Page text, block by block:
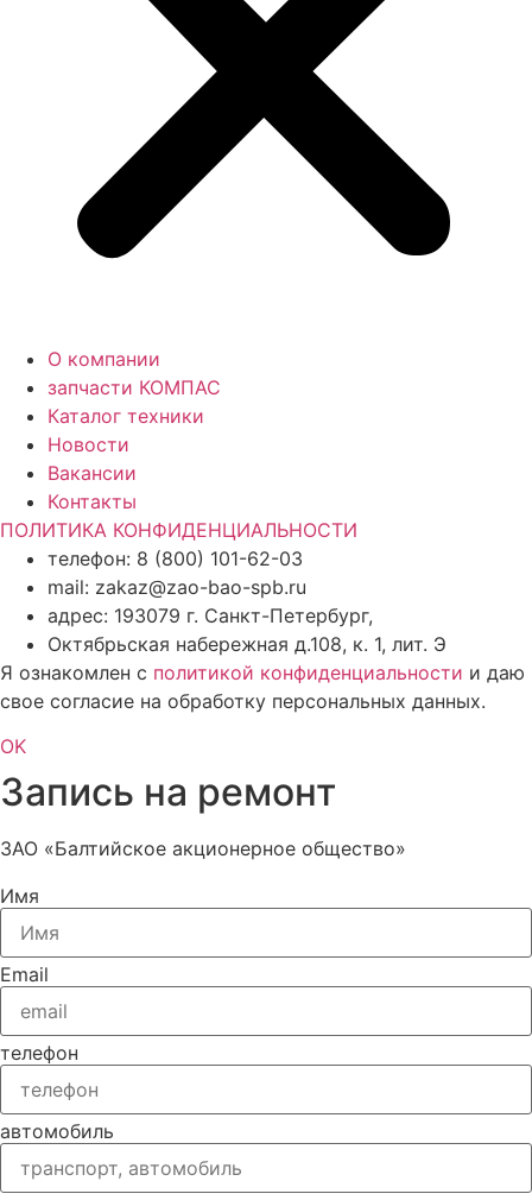
О компании
запчасти КОМПАС
Каталог техники
Новости
Вакансии
Контакты
ПОЛИТИКА КОНФИДЕНЦИАЛЬНОСТИ
телефон: 8 (800) 101-62-03
mail: zakaz@zao-bao-spb.ru
адрес: 193079 г. Санкт-Петербург,
Октябрьская набережная д.108, к. 1, лит. Э
Я ознакомлен с политикой конфиденциальности и даю
свое согласие на обработку персональных данных.
OK
Запись на ремонт
ЗАО «Балтийское акционерное общество»
Имя
Email
телефон
автомобиль